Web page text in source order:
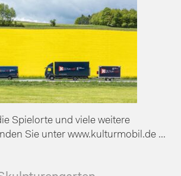
Spielorte und viele weitere
Sie unter www.kulturmobil.de ...